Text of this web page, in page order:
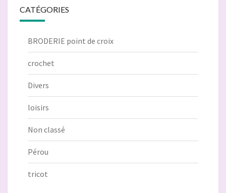
CATÉGORIES
BRODERIE point de croix
crochet
Divers
loisirs
Non classé
Pérou
tricot